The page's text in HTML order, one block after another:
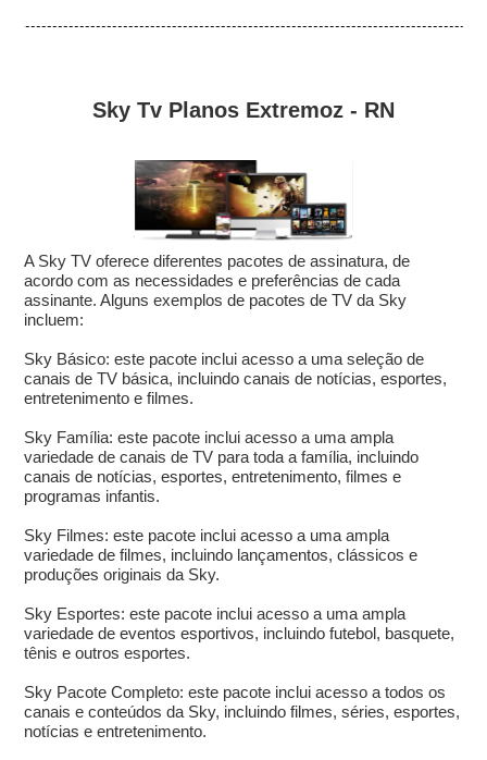
Sky Tv Planos Extremoz - RN
A Sky TV oferece diferentes pacotes de assinatura, de
acordo com as necessidades e preferências de cada
assinante. Alguns exemplos de pacotes de TV da Sky
incluem:
Sky Básico: este pacote inclui acesso a uma seleção de
canais de TV básica, incluindo canais de notícias, esportes,
entretenimento e filmes.
Sky Família: este pacote inclui acesso a uma ampla
variedade de canais de TV para toda a família, incluindo
canais de notícias, esportes, entretenimento, filmes e
programas infantis.
Sky Filmes: este pacote inclui acesso a uma ampla
variedade de filmes, incluindo lançamentos, clássicos e
produções originais da Sky.
Sky Esportes: este pacote inclui acesso a uma ampla
variedade de eventos esportivos, incluindo futebol, basquete,
tênis e outros esportes.
Sky Pacote Completo: este pacote inclui acesso a todos os
canais e conteúdos da Sky, incluindo filmes, séries, esportes,
notícias e entretenimento.